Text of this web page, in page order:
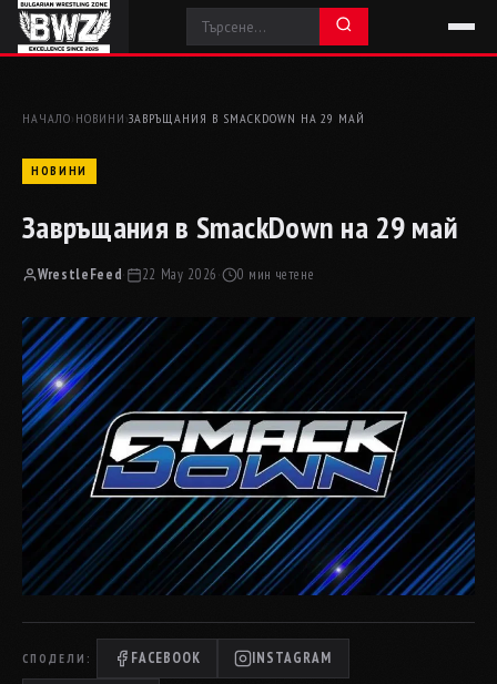
НАЧАЛО› НОВИНИ ›ЗАВРЪЩАНИЯ В SMACKDOWN НА 29 МАЙ
НОВИНИ
Завръщания в SmackDown на 29 май
WrestleFeed· 22 May 2026· 0 мин четене
СПОДЕЛИ: FACEBOOK INSTAGRAM